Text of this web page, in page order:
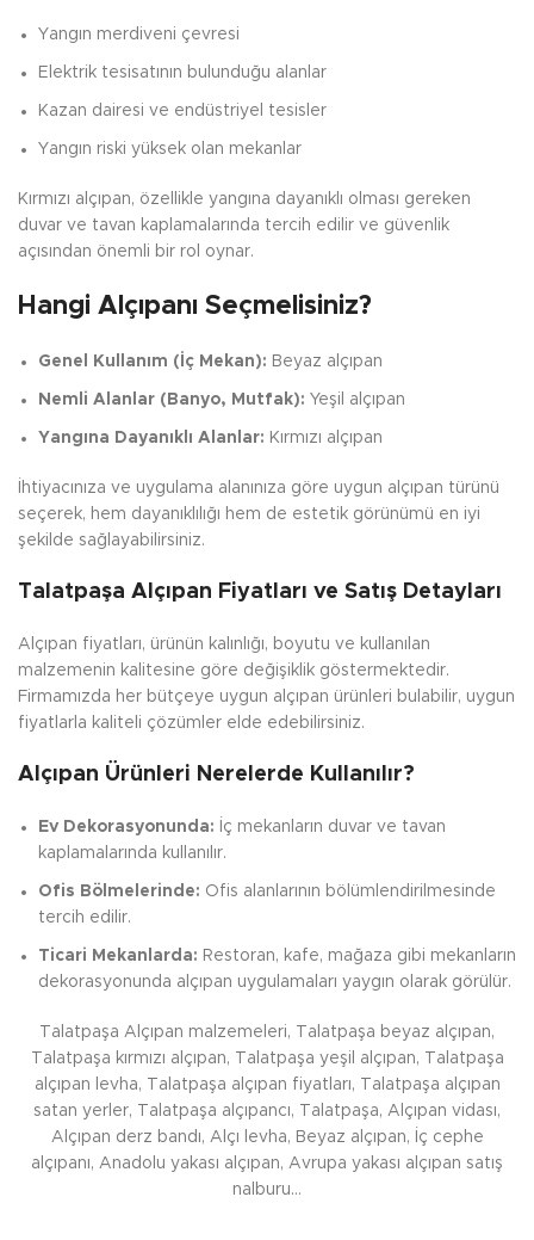
Yangın merdiveni çevresi
Elektrik tesisatının bulunduğu alanlar
Kazan dairesi ve endüstriyel tesisler
Yangın riski yüksek olan mekanlar
Kırmızı alçıpan, özellikle yangına dayanıklı olması gereken
duvar ve tavan kaplamalarında tercih edilir ve güvenlik
açısından önemli bir rol oynar.
Hangi Alçıpanı Seçmelisiniz?
Genel Kullanım (İç Mekan): Beyaz alçıpan
Nemli Alanlar (Banyo, Mutfak): Yeşil alçıpan
Yangına Dayanıklı Alanlar: Kırmızı alçıpan
İhtiyacınıza ve uygulama alanınıza göre uygun alçıpan türünü
seçerek, hem dayanıklılığı hem de estetik görünümü en iyi
şekilde sağlayabilirsiniz.
Talatpaşa Alçıpan Fiyatları ve Satış Detayları
Alçıpan fiyatları, ürünün kalınlığı, boyutu ve kullanılan
malzemenin kalitesine göre değişiklik göstermektedir.
Firmamızda her bütçeye uygun alçıpan ürünleri bulabilir, uygun
fiyatlarla kaliteli çözümler elde edebilirsiniz.
Alçıpan Ürünleri Nerelerde Kullanılır?
Ev Dekorasyonunda: İç mekanların duvar ve tavan
kaplamalarında kullanılır.
Ofis Bölmelerinde: Ofis alanlarının bölümlendirilmesinde
tercih edilir.
Ticari Mekanlarda: Restoran, kafe, mağaza gibi mekanların
dekorasyonunda alçıpan uygulamaları yaygın olarak görülür.
Talatpaşa Alçıpan malzemeleri, Talatpaşa beyaz alçıpan,
Talatpaşa kırmızı alçıpan, Talatpaşa yeşil alçıpan, Talatpaşa
alçıpan levha, Talatpaşa alçıpan fiyatları, Talatpaşa alçıpan
satan yerler, Talatpaşa alçıpancı, Talatpaşa, Alçıpan vidası,
Alçıpan derz bandı, Alçı levha, Beyaz alçıpan, İç cephe
alçıpanı, Anadolu yakası alçıpan, Avrupa yakası alçıpan satış
nalburu…